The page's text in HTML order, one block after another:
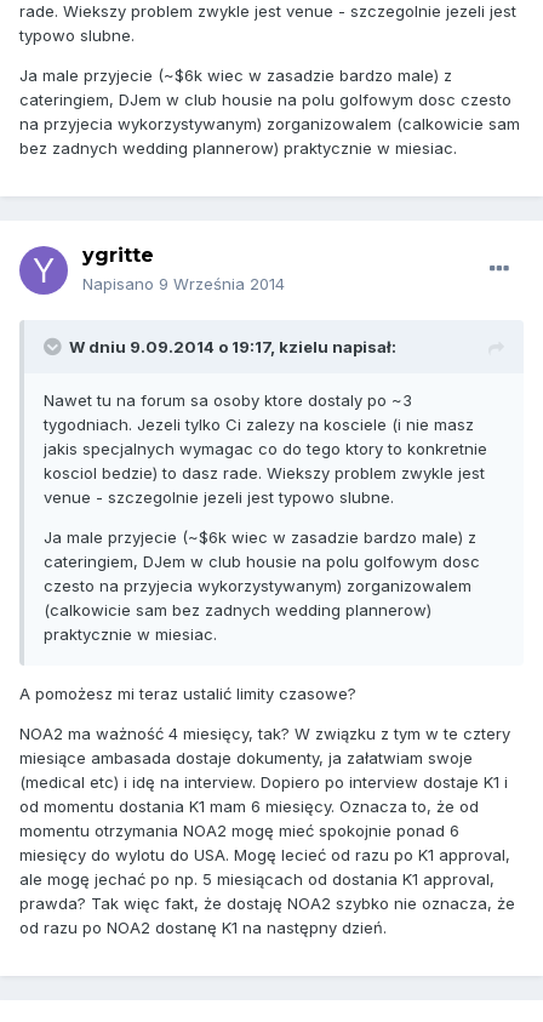
rade. Wiekszy problem zwykle jest venue - szczegolnie jezeli jest
typowo slubne.
Ja male przyjecie (~$6k wiec w zasadzie bardzo male) z
cateringiem, DJem w club housie na polu golfowym dosc czesto
na przyjecia wykorzystywanym) zorganizowalem (calkowicie sam
bez zadnych wedding plannerow) praktycznie w miesiac.
ygritte
Napisano 9 Września 2014
W dniu 9.09.2014 o 19:17, kzielu napisał:
Nawet tu na forum sa osoby ktore dostaly po ~3
tygodniach. Jezeli tylko Ci zalezy na kosciele (i nie masz
jakis specjalnych wymagac co do tego ktory to konkretnie
kosciol bedzie) to dasz rade. Wiekszy problem zwykle jest
venue - szczegolnie jezeli jest typowo slubne.
Ja male przyjecie (~$6k wiec w zasadzie bardzo male) z
cateringiem, DJem w club housie na polu golfowym dosc
czesto na przyjecia wykorzystywanym) zorganizowalem
(calkowicie sam bez zadnych wedding plannerow)
praktycznie w miesiac.
A pomożesz mi teraz ustalić limity czasowe?
NOA2 ma ważność 4 miesięcy, tak? W związku z tym w te cztery
miesiące ambasada dostaje dokumenty, ja załatwiam swoje
(medical etc) i idę na interview. Dopiero po interview dostaje K1 i
od momentu dostania K1 mam 6 miesięcy. Oznacza to, że od
momentu otrzymania NOA2 mogę mieć spokojnie ponad 6
miesięcy do wylotu do USA. Mogę lecieć od razu po K1 approval,
ale mogę jechać po np. 5 miesiącach od dostania K1 approval,
prawda? Tak więc fakt, że dostaję NOA2 szybko nie oznacza, że
od razu po NOA2 dostanę K1 na następny dzień.